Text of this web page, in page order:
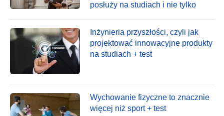
posłuży na studiach i nie tylko
Inżynieria przyszłości, czyli jak
projektować innowacyjne produkty
na studiach + test
Wychowanie fizyczne to znacznie
więcej niż sport + test